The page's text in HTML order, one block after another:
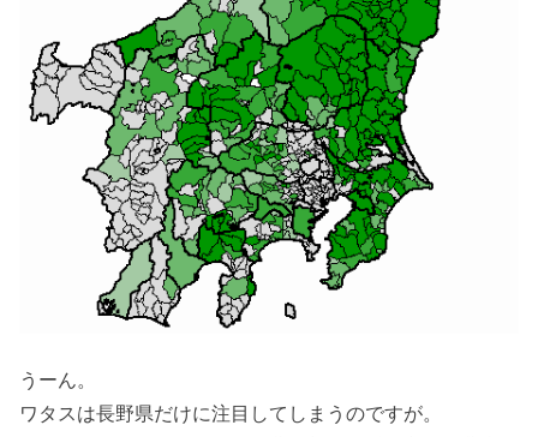
うーん。
ワタスは長野県だけに注目してしまうのですが。